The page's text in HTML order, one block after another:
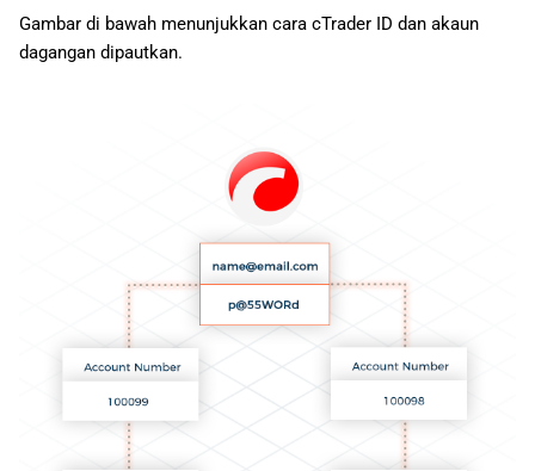
Gambar di bawah menunjukkan cara cTrader ID dan akaun
dagangan dipautkan.